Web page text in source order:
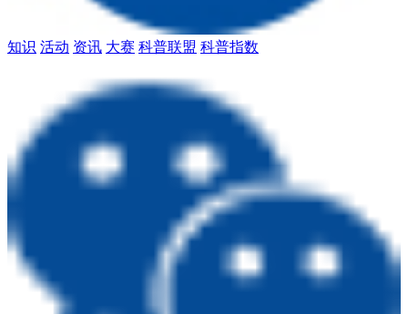
知识 活动 资讯 大赛 科普联盟 科普指数